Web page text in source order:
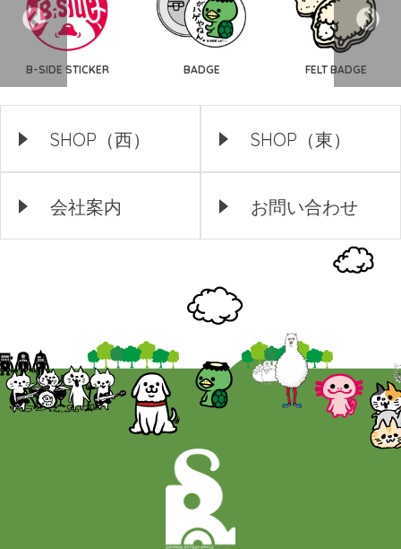
B-SIDE STICKER BADGE FELT BADGE
SHOP（西） SHOP（東）
会社案内 お問い合わせ